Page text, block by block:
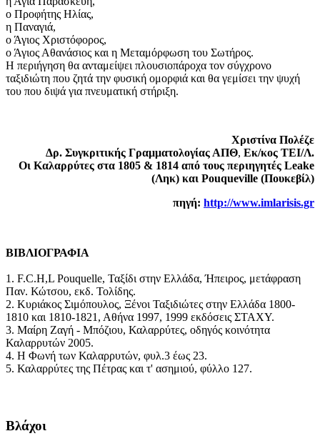
ο Προφήτης Ηλίας,
η Παναγιά,
ο Άγιος Χριστόφορος,
ο Άγιος Αθανάσιος και η Μεταμόρφωση του Σωτήρος.
Η περιήγηση θα ανταμείψει πλουσιοπάροχα τον σύγχρονο
ταξιδιώτη που ζητά την φυσική ομορφιά και θα γεμίσει την ψυχή
του που διψά για πνευματική στήριξη.
Χριστίνα Πολέζε
Δρ. Συγκριτικής Γραμματολογίας ΑΠΘ, Εκ/κος ΤΕΙ/Λ.
Οι Καλαρρύτες στα 1805 & 1814 από τους περιηγητές Leake
(Ληκ) και Pouqueville (Πουκεβίλ)
πηγή: http://www.imlarisis.gr
ΒΙΒΛΙΟΓΡΑΦΙΑ
1. F.C.H,L Pouquelle, Ταξίδι στην Ελλάδα, Ήπειρος, μετάφραση
Παν. Κώτσου, εκδ. Τολίδης.
2. Κυριάκος Σιμόπουλος, Ξένοι Ταξιδιώτες στην Ελλάδα 1800-
1810 και 1810-1821, Αθήνα 1997, 1999 εκδόσεις ΣΤΑΧΥ.
3. Μαίρη Ζαγή - Μπόζιου, Καλαρρύτες, οδηγός κοινότητα
Καλαρρυτών 2005.
4. Η Φωνή των Καλαρρυτών, φυλ.3 έως 23.
5. Καλαρρύτες της Πέτρας και τ' ασημιού, φύλλο 127.
Βλάχοι